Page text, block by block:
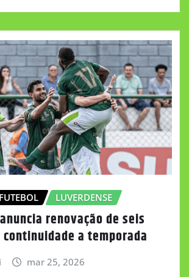
FUTEBOL LUVERDENSE
renovação de seis
a temporada
mar 25, 2026